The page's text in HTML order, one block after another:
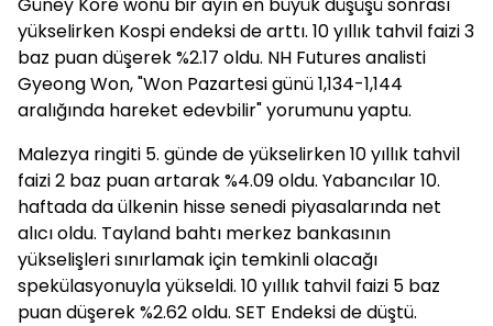
yükselirken Kospi endeksi de arttı. 10 yıllık tahvil faizi 3
baz puan düşerek %2.17 oldu. NH Futures analisti
Gyeong Won, "Won Pazartesi günü 1,134-1,144
aralığında hareket edevbilir" yorumunu yaptu.
Malezya ringiti 5. günde de yükselirken 10 yıllık tahvil
faizi 2 baz puan artarak %4.09 oldu. Yabancılar 10.
haftada da ülkenin hisse senedi piyasalarında net
alıcı oldu. Tayland bahtı merkez bankasının
yükselişleri sınırlamak için temkinli olacağı
spekülasyonuyla yükseldi. 10 yıllık tahvil faizi 5 baz
puan düşerek %2.62 oldu. SET Endeksi de düştü.